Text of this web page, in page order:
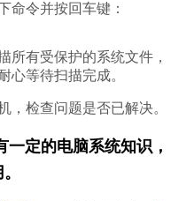
命令并按回车键：
所有受保护的系统文件，
心等待扫描完成。
，检查问题是否已解决。
定的电脑系统知识，